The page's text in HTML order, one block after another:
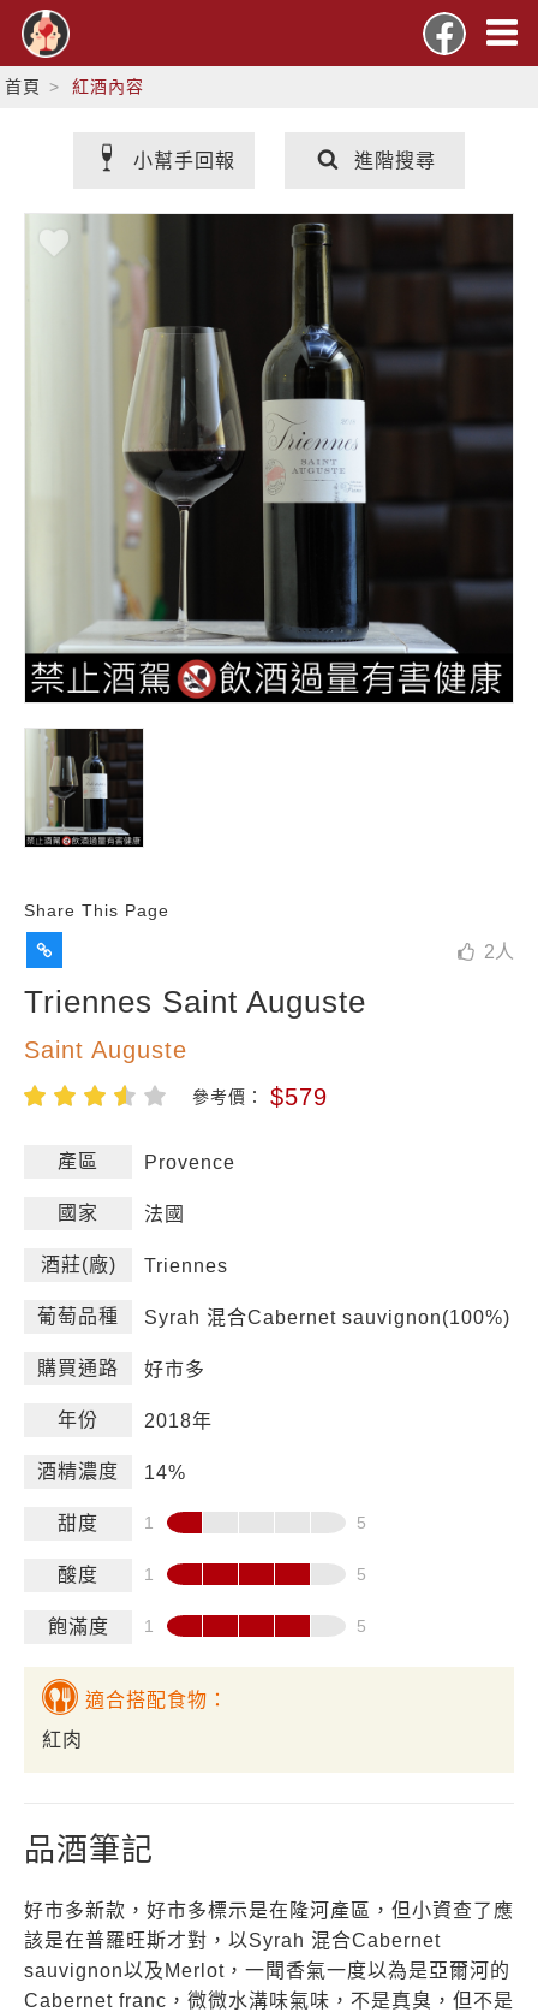
首頁 紅酒內容
小幫手回報 進階搜尋
Share This Page
2 人
Triennes Saint Auguste
Saint Auguste
參考價： $579
產區 Provence
國家 法國
酒莊(廠) Triennes
葡萄品種 Syrah 混合Cabernet sauvignon(100%)
購買通路 好市多
年份 2018年
酒精濃度 14%
甜度
酸度
飽滿度
適合搭配食物：
紅肉
品酒筆記
好市多新款，好市多標示是在隆河產區，但小資查了應
該是在普羅旺斯才對，以Syrah 混合Cabernet
sauvignon以及Merlot，一聞香氣一度以為是亞爾河的
Cabernet franc，微微水溝味氣味，不是真臭，但不是